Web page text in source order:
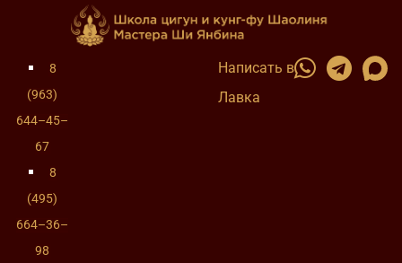
8
(963)
644–45–
67
8
(495)
664–36–
98
Написать в
Лавка